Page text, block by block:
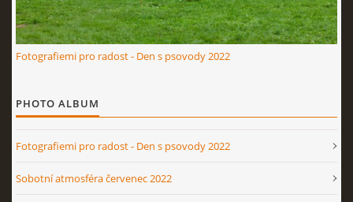
Fotografiemi pro radost - Den s psovody 2022
PHOTO ALBUM
Fotografiemi pro radost - Den s psovody 2022
Sobotní atmosféra červenec 2022